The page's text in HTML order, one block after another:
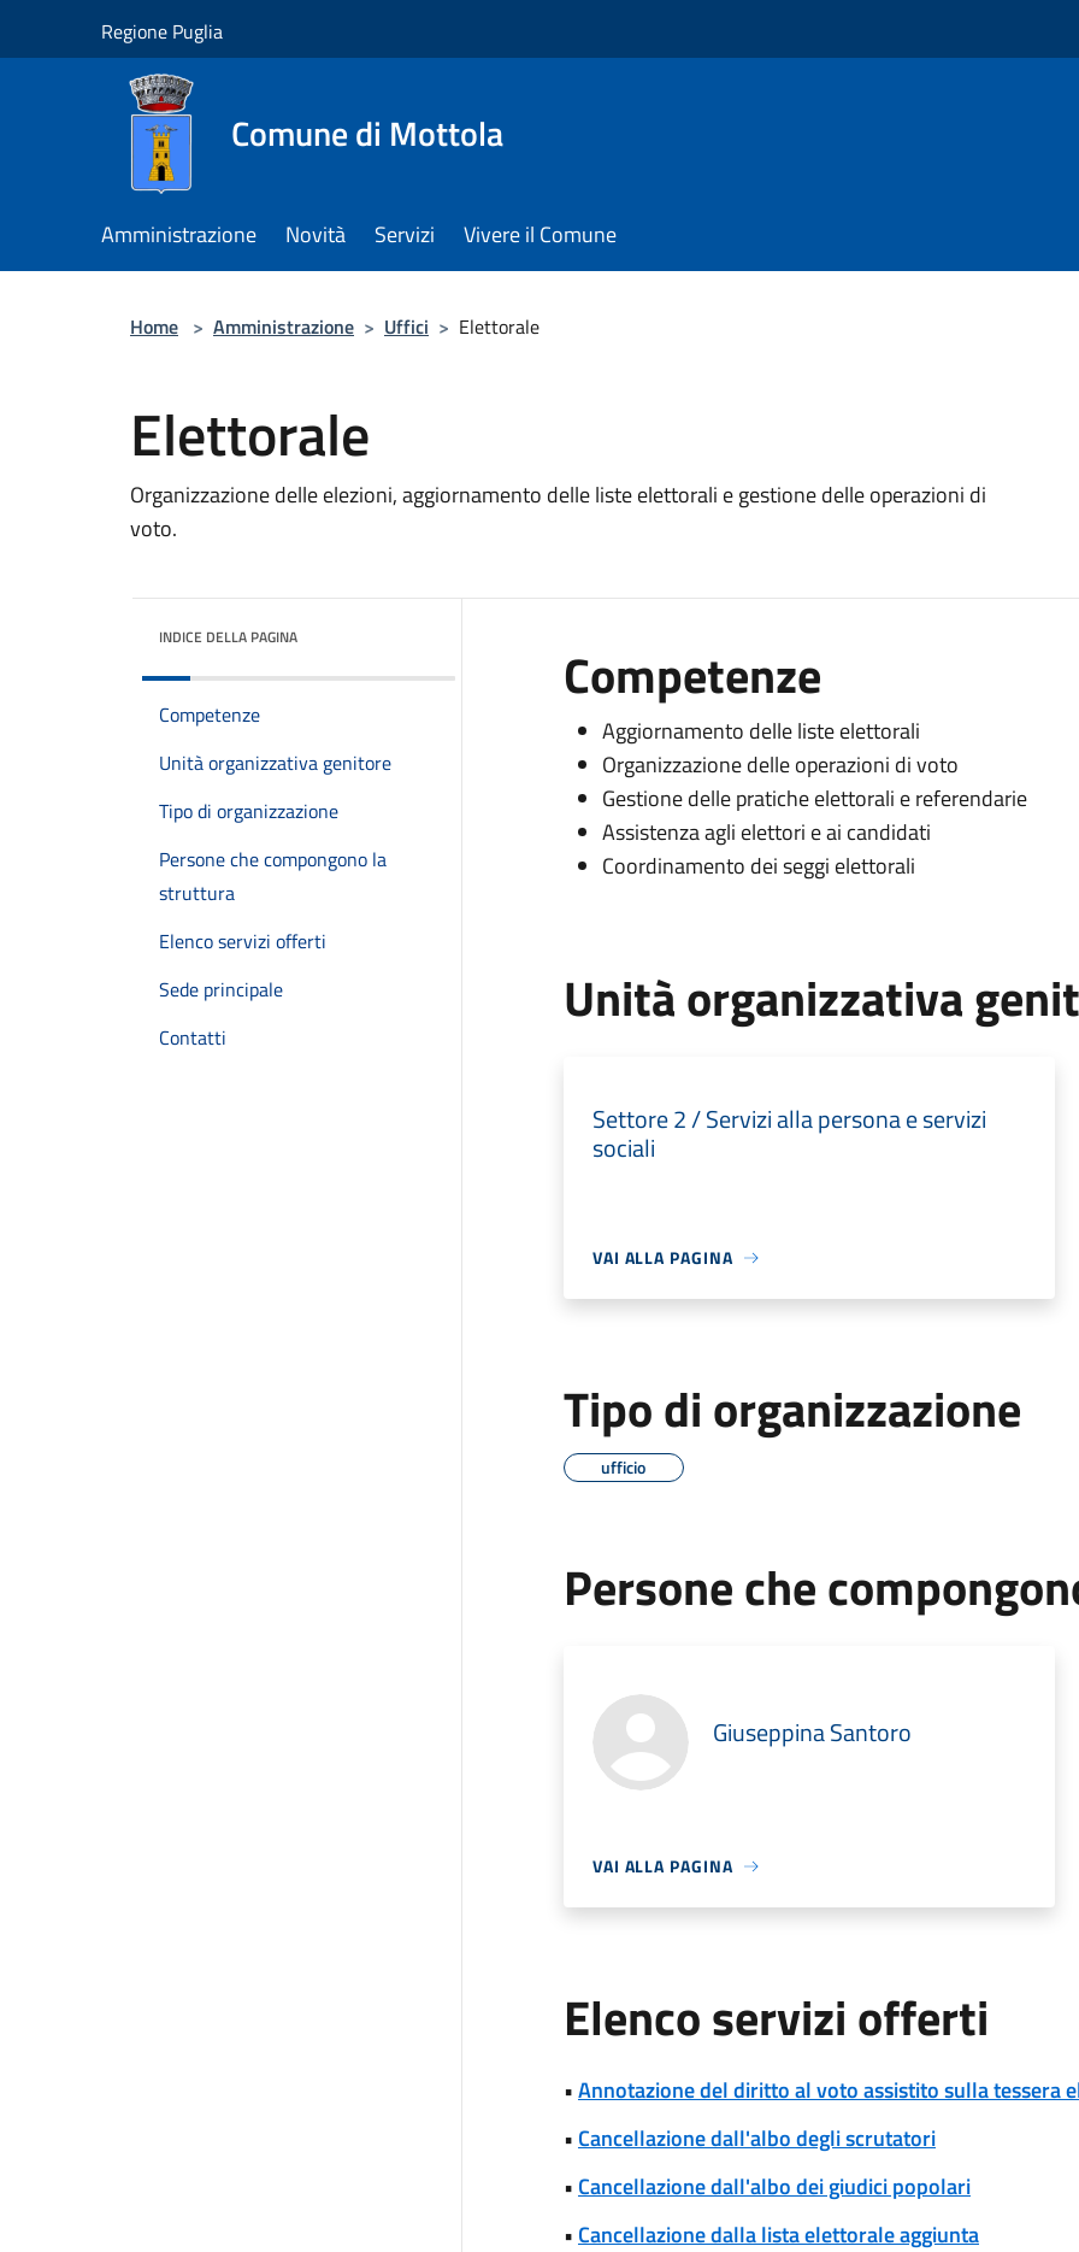
Regione Puglia
Comune di Mottola
Amministrazione Novità Servizi Vivere il Comune
Home > Amministrazione > Uffici > Elettorale
Elettorale
Organizzazione delle elezioni, aggiornamento delle liste elettorali e gestione delle operazioni di
voto.
INDICE DELLA PAGINA
Competenze
Unità organizzativa genitore
Tipo di organizzazione
Persone che compongono la
struttura
Elenco servizi offerti
Sede principale
Contatti
Competenze
Aggiornamento delle liste elettorali
Organizzazione delle operazioni di voto
Gestione delle pratiche elettorali e referendarie
Assistenza agli elettori e ai candidati
Coordinamento dei seggi elettorali
Unità organizzativa
Settore 2 / Servizi alla persona e servizi
sociali
VAI ALLA PAGINA
Tipo di organizzazione
ufficio
Persone che
Giuseppina Santoro
VAI ALLA PAGINA
Elenco servizi offerti
•Annotazione del diritto al voto assistito sulla tessera
• Cancellazione dall'albo degli scrutatori
• Cancellazione dall'albo dei giudici popolari
• Cancellazione dalla lista elettorale aggiunta